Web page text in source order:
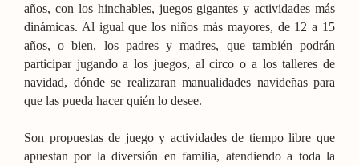
años, con los hinchables, juegos gigantes y actividades más
dinámicas. Al igual que los niños más mayores, de 12 a 15
años, o bien, los padres y madres, que también podrán
participar jugando a los juegos, al circo o a los talleres de
navidad, dónde se realizaran manualidades navideñas para
que las pueda hacer quién lo desee.
Son propuestas de juego y actividades de tiempo libre que
apuestan por la diversión en familia, atendiendo a toda la